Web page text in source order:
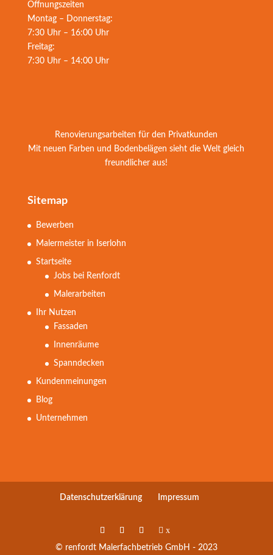
Öffnungszeiten
Montag – Donnerstag:
7:30 Uhr – 16:00 Uhr
Freitag:
7:30 Uhr – 14:00 Uhr
Renovierungsarbeiten für den Privatkunden
Mit neuen Farben und Bodenbelägen sieht die Welt gleich
freundlicher aus!
Sitemap
Bewerben
Malermeister in Iserlohn
Startseite
Jobs bei Renfordt
Malerarbeiten
Ihr Nutzen
Fassaden
Innenräume
Spanndecken
Kundenmeinungen
Blog
Unternehmen
Datenschutzerklärung Impressum
x
© renfordt Malerfachbetrieb GmbH - 2023